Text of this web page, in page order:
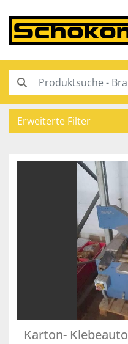
Erweiterte Filter
Karton-